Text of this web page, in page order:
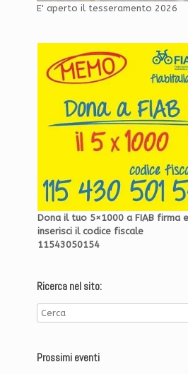
E' aperto il tesseramento 2026
Dona il tuo 5×1000 a FIAB firma e
inserisci il codice fiscale
11543050154
Ricerca nel sito:
Prossimi eventi